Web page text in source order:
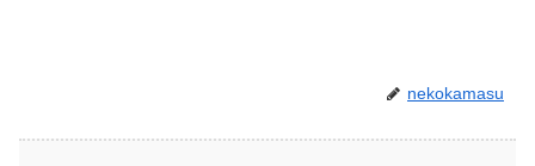
nekokamasu